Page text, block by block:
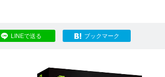
LINEで送る ブックマーク